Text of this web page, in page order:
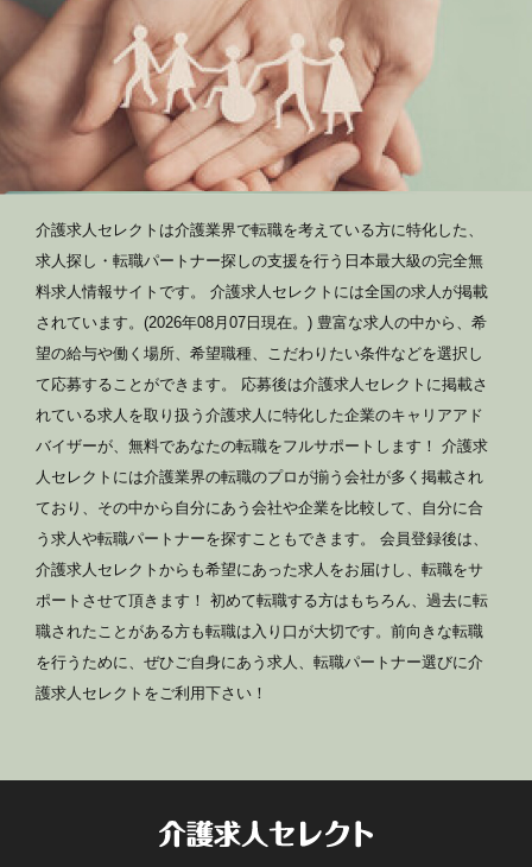
介護求人セレクトは介護業界で転職を考えている方に特化した、
求人探し・転職パートナー探しの支援を行う日本最大級の完全無
料求人情報サイトです。 介護求人セレクトには全国の求人が掲載
されています。(2026年08月07日現在。) 豊富な求人の中から、希
望の給与や働く場所、希望職種、こだわりたい条件などを選択し
て応募することができます。 応募後は介護求人セレクトに掲載さ
れている求人を取り扱う介護求人に特化した企業のキャリアアド
バイザーが、無料であなたの転職をフルサポートします！ 介護求
人セレクトには介護業界の転職のプロが揃う会社が多く掲載され
ており、その中から自分にあう会社や企業を比較して、自分に合
う求人や転職パートナーを探すこともできます。 会員登録後は、
介護求人セレクトからも希望にあった求人をお届けし、転職をサ
ポートさせて頂きます！ 初めて転職する方はもちろん、過去に転
職されたことがある方も転職は入り口が大切です。前向きな転職
を行うために、ぜひご自身にあう求人、転職パートナー選びに介
護求人セレクトをご利用下さい！